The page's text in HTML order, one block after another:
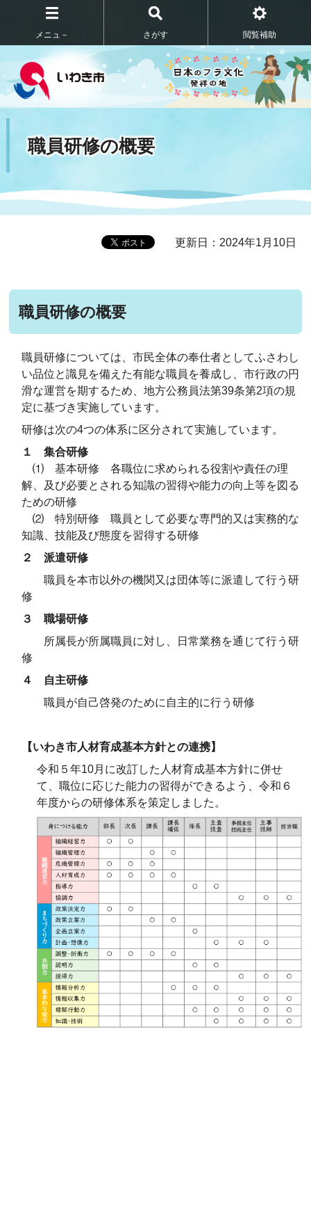
メニュ－ さがす 閲覧補助
職員研修の概要
更新日：2024年1月10日
職員研修の概要
職員研修については、市民全体の奉仕者としてふさわし
い品位と識見を備えた有能な職員を養成し、市行政の円
滑な運営を期するため、地方公務員法第39条第2項の規
定に基づき実施しています。
研修は次の4つの体系に区分されて実施しています。
１ 集合研修
⑴ 基本研修 各職位に求められる役割や責任の理
解、及び必要とされる知識の習得や能力の向上等を図る
ための研修
⑵ 特別研修 職員として必要な専門的又は実務的な
知識、技能及び態度を習得する研修
２ 派遣研修
職員を本市以外の機関又は団体等に派遣して行う研
修
３ 職場研修
所属長が所属職員に対し、日常業務を通じて行う研
修
４ 自主研修
職員が自己啓発のために自主的に行う研修
【いわき市人材育成基本方針との連携】
令和５年10月に改訂した人材育成基本方針に併せ
て、職位に応じた能力の習得ができるよう、令和６
年度からの研修体系を策定しました。